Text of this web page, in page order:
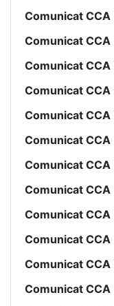
Comunicat CCA
Comunicat CCA
Comunicat CCA
Comunicat CCA
Comunicat CCA
Comunicat CCA
Comunicat CCA
Comunicat CCA
Comunicat CCA
Comunicat CCA
Comunicat CCA
Comunicat CCA